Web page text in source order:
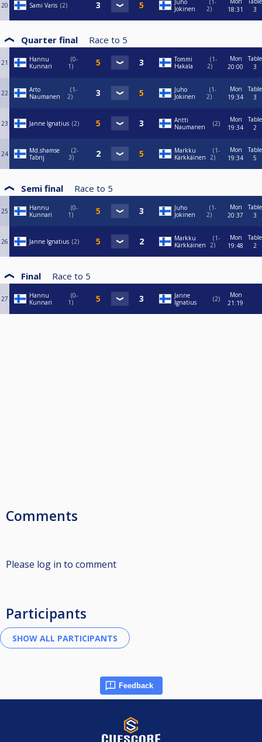
20 Sami Varis 2
Juho
Jokinen
1-
2
18:31
3
Quarter final Race to 5
21
Hannu
Kunnari
0-
1
Tommi
Hakala
1-
2
Mon
20:00
Table
3
22
Arto
Naumanen
1-
2
Juho
Jokinen
1-
2
Mon
19:34
Table
3
23 Janne Ignatius 2
Antti
Naumanen
2
Mon
19:34
Table
2
24
Md.shamse
Tabrij
2-
3
Markku
Kärkkäinen
1-
2
Mon
19:34
Table
5
Semi final Race to 5
25
Hannu
Kunnari
0-
1
Juho
Jokinen
1-
2
Mon
20:37
Table
3
26 Janne Ignatius 2
Markku
Kärkkäinen
1-
2
Mon
19:48
Table
2
Final Race to 5
27
Hannu
Kunnari
0-
1
Janne
Ignatius
2
Mon
21:19
Comments
Please log in to comment
Participants
Feedback